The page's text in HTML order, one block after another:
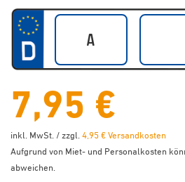
7,95 €
inkl. MwSt. / zzgl. 4,95 € Versandkosten
Aufgrund von Miet- und Personalkosten
abweichen.